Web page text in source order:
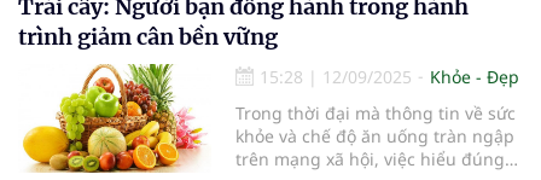
trong việc cải thiện và duy trì vẻ
đẹp của làn da. Một trong những
giải pháp đơn giản và hiệu quả
nhất chính là bổ sung nước ép trái
cây tươi vào thực đơn hằng ngày.
Trái cây: Người bạn đồng hành trong hành
trình giảm cân bền vững
15:28 | 12/09/2025
Khỏe - Đẹp
Trong thời đại mà thông tin về sức
khỏe và chế độ ăn uống tràn ngập
trên mạng xã hội, việc hiểu đúng